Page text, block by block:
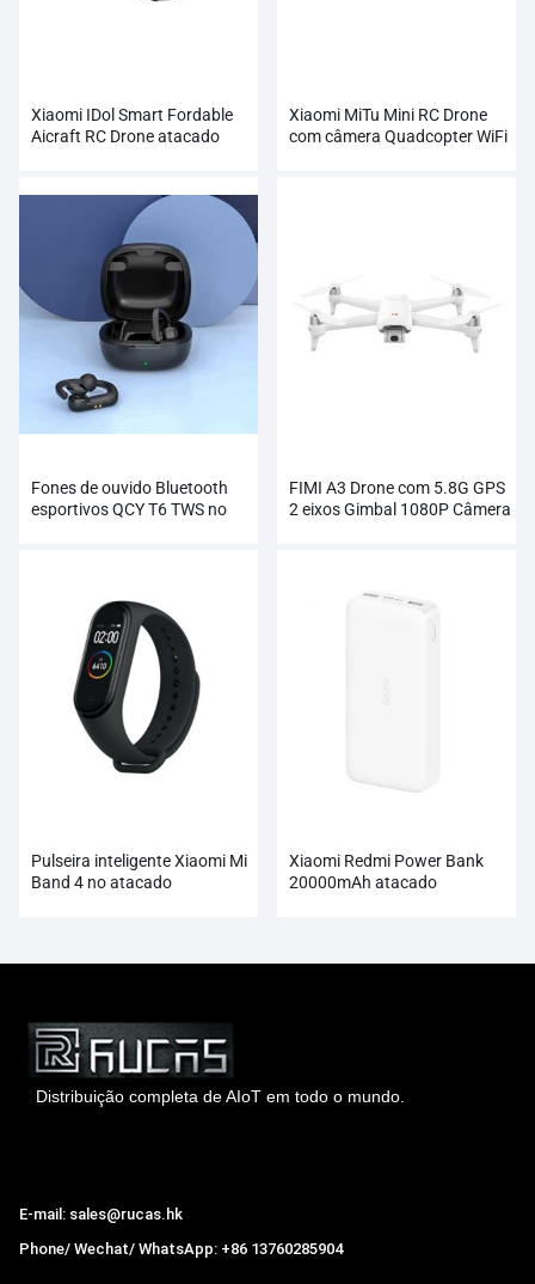
Xiaomi IDol Smart Fordable
Aicraft RC Drone atacado
Xiaomi MiTu Mini RC Drone
com câmera Quadcopter WiFi
Fones de ouvido Bluetooth
esportivos QCY T6 TWS no
FIMI A3 Drone com 5.8G GPS
2 eixos Gimbal 1080P Câmera
Pulseira inteligente Xiaomi Mi
Band 4 no atacado
Xiaomi Redmi Power Bank
20000mAh atacado
Distribuição completa de AIoT em todo o mundo.
E-mail: sales@rucas.hk
Phone/ Wechat/ WhatsApp: +86 13760285904